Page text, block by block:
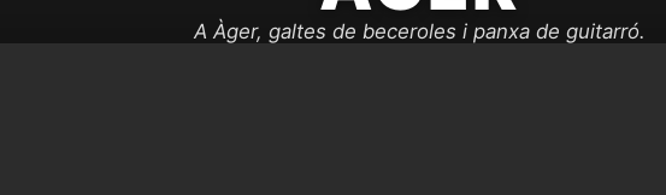
A Àger, galtes de beceroles i panxa de guitarró.